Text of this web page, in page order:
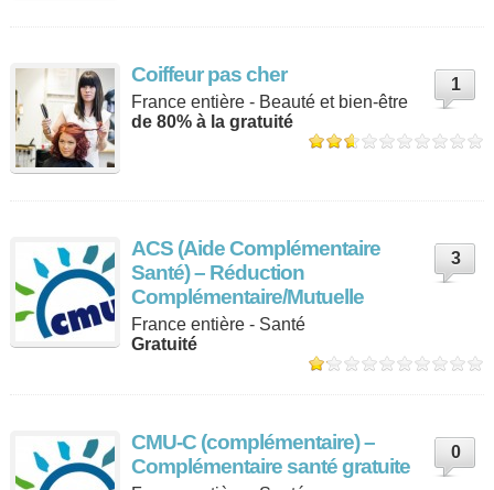
Coiffeur pas cher
1
France entière - Beauté et bien-être
de 80% à la gratuité
ACS (Aide Complémentaire
Santé) – Réduction
Complémentaire/Mutuelle
3
France entière - Santé
Gratuité
CMU-C (complémentaire) –
Complémentaire santé gratuite
0